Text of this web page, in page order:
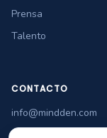
Prensa
Talento
CONTACTO
info@mindden.com
+34 965 349 770